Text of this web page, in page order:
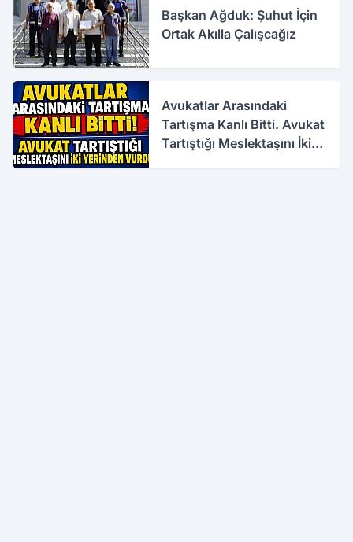
Başkan Ağduk: Şuhut İçin
Ortak Akılla Çalışcağız
Avukatlar Arasındaki
Tartışma Kanlı Bitti. Avukat
Tartıştığı Meslektaşını İki